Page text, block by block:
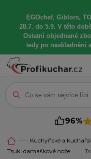
EGOchef, Giblors,
28.7. do 5.9. V této
Ostatní objednané
tedy po naskladnění
96%
Kuchyňské a
Tsuki damaškové nože